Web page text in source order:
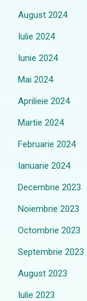
August 2024
Iulie 2024
Iunie 2024
Mai 2024
Aprilieie 2024
Martie 2024
Februarie 2024
Ianuarie 2024
Decembrie 2023
Noiembrie 2023
Octombrie 2023
Septembrie 2023
August 2023
Iulie 2023